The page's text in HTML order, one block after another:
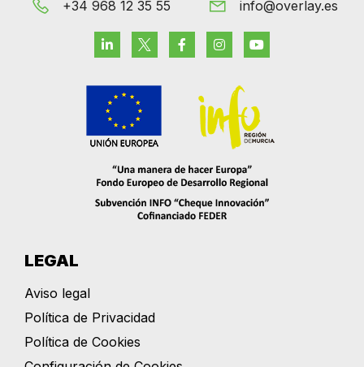
+34 968 12 35 55 info@overlay.es
LEGAL
Aviso legal
Política de Privacidad
Política de Cookies